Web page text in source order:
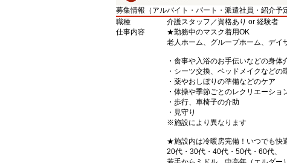
募集情報（アルバイト・パート・派遣社員・紹介予
職種
介護スタッフ／資格あり or 経験者
仕事内容
★勤務中のマスク着用OK
老人ホーム、グループホーム、デイ
・食事や入浴のお手伝いなどの身体
・シーツ交換、ベッドメイクなどの
・薬やおしぼりの準備などのケア
・体操や季節ごとのレクリエーショ
・歩行、車椅子の介助
・見守り
※施設により異なります
★施設内は冷暖房完備！いつでも快
20代・30代・40代・50代・60代、